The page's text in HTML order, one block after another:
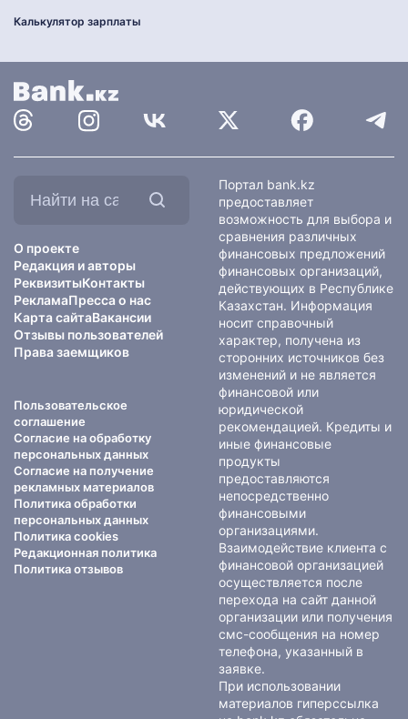
Калькулятор зарплаты
О проекте
Редакция и авторы
РеквизитыКонтакты
РекламаПресса о нас
Карта сайтаВакансии
Отзывы пользователей
Права заемщиков
Пользовательское
соглашение
Согласие на обработку
персональных данных
Согласие на получение
рекламных материалов
Политика обработки
персональных данных
Политика cookies
Редакционная политика
Политика отзывов
Портал bank.kz
предоставляет
возможность для выбора и
сравнения различных
финансовых предложений
финансовых организаций,
действующих в Республике
Казахстан. Информация
носит справочный
характер, получена из
сторонних источников без
изменений и не является
финансовой или
юридической
рекомендацией. Кредиты и
иные финансовые
продукты
предоставляются
непосредственно
финансовыми
организациями.
Взаимодействие клиента с
финансовой организацией
осуществляется после
перехода на сайт данной
организации или получения
смс-сообщения на номер
телефона, указанный в
заявке.
При использовании
материалов гиперссылка